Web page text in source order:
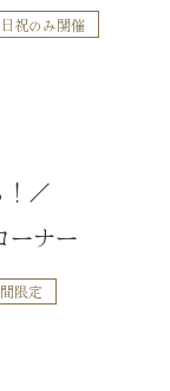
祝のみ開催
／
ーナー
限定